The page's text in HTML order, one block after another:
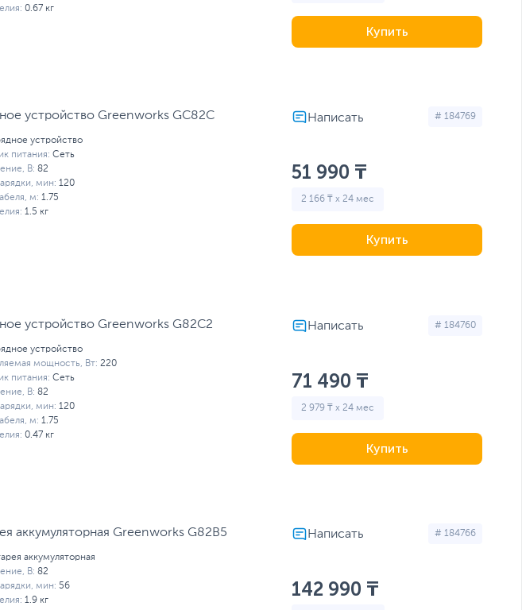
0.67 кг
Купить
устройство Greenworks GC82C
устройство
питания: Сеть
В: 82
мин: 120
м: 1.75
1.5 кг
# 184769
51 990 ₸
2 166 ₸ x 24 мес
Купить
устройство Greenworks G82C2
устройство
мощность, Вт: 220
питания: Сеть
В: 82
мин: 120
м: 1.75
0.47 кг
# 184760
71 490 ₸
2 979 ₸ x 24 мес
Купить
аккумуляторная Greenworks G82B5
аккумуляторная
В: 82
мин: 56
1.9 кг
# 184766
142 990 ₸